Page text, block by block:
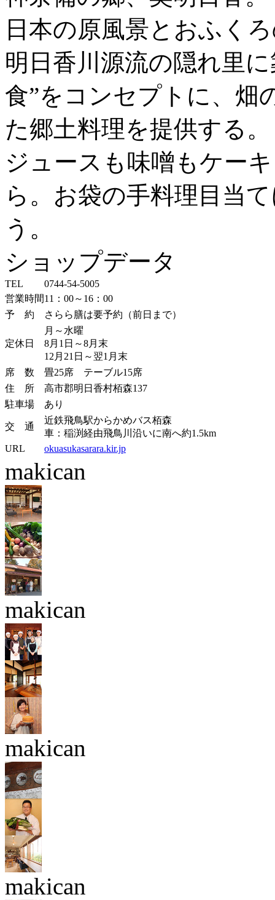
日本の原風景とおふく
明日香川源流の隠れ里
食”をコンセプトに、畑
た郷土料理を提供する。
ジュースも味噌もケー
ら。お袋の手料理目当
う。
ショップデータ
TEL
0744-54-5005
営業時間11：00～16：00
予 約
さらら膳は要予約（前日まで）
定休日
月～水曜
8月1日～8月末
12月21日～翌1月末
席 数
畳25席 テーブル15席
住 所
高市郡明日香村栢森137
駐車場
あり
交 通
近鉄飛鳥駅からかめバス栢森
車：稲渕経由飛鳥川沿いに南へ約1.5km
URL
okuasukasarara.kir.jp
makican
makican
makican
makican